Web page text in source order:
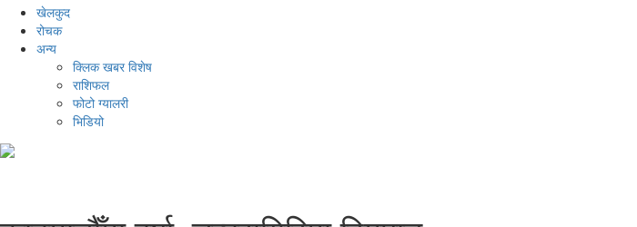
खेलकुद
रोचक
अन्य
क्लिक खबर विशेष
राशिफल
फोटो ग्यालरी
भिडियो